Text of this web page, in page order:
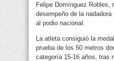
Felipe Domínguez Robles,
desempeño de la
al podio nacional.
La atleta consiguió la
prueba de los 50 metros
categoría 15-16 años, tras